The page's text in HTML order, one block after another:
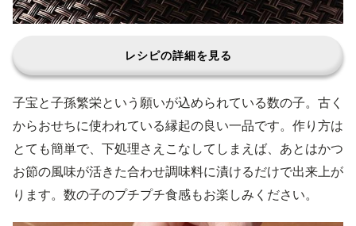
レシピの詳細を見る
子宝と子孫繁栄という願いが込められている数の子。古く
からおせちに使われている縁起の良い一品です。作り方は
とても簡単で、下処理さえこなしてしまえば、あとはかつ
お節の風味が活きた合わせ調味料に漬けるだけで出来上が
ります。数の子のプチプチ食感もお楽しみください。